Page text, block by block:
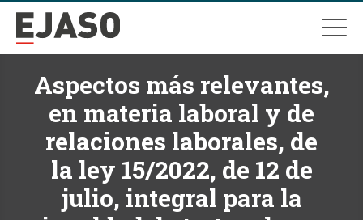
Aspectos más relevantes,
en materia laboral y de
relaciones laborales, de
la ley 15/2022, de 12 de
julio, integral para la